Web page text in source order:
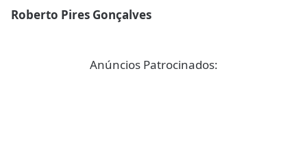
Roberto Pires Gonçalves
Anúncios Patrocinados: